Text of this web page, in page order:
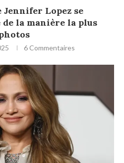
Jennifer Lopez se
la manière la plus
6 Commentaires